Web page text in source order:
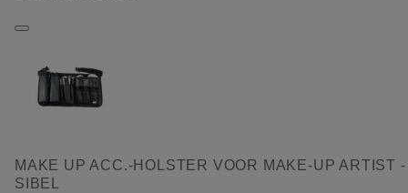
MAKE UP ACC.-HOLSTER VOOR MAKE-UP ARTIST -
SIBEL